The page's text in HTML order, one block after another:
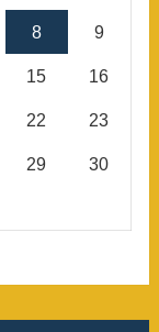
8 9
15 16
22 23
29 30